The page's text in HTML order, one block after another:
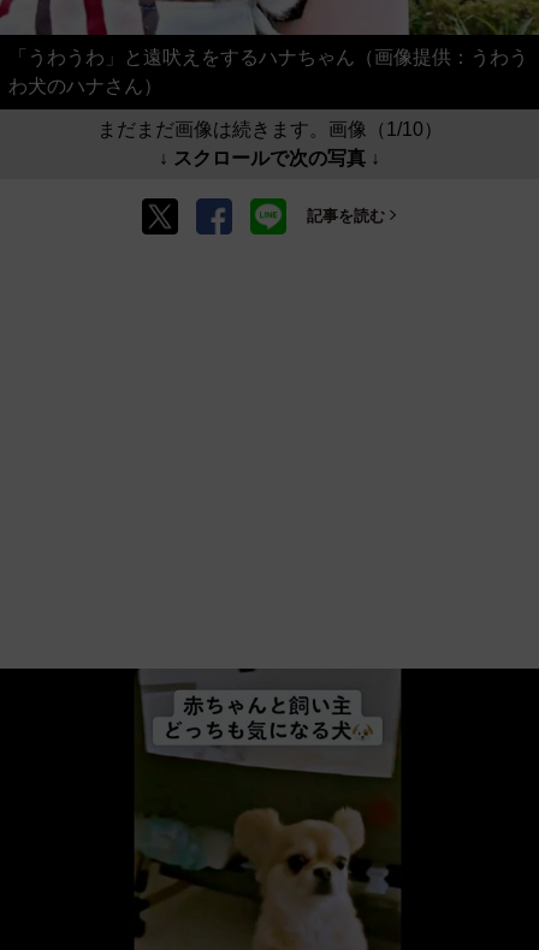
「うわうわ」と遠吠えをするハナちゃん（画像提供：うわう
わ犬のハナさん）
まだまだ画像は続きます。画像（1/10）
↓ スクロールで次の写真 ↓
記事を読む